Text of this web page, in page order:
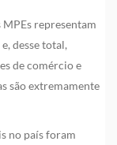
MPEs representam
desse total,
de comércio e
são extremamente
no país foram